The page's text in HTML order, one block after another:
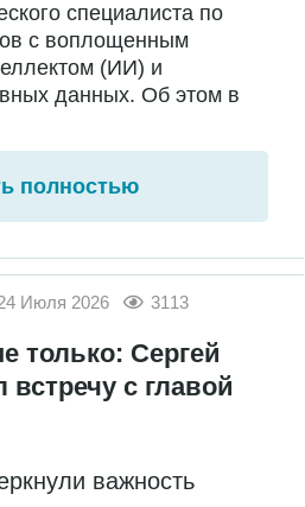
специалиста по
с воплощенным
(ИИ) и
данных. Об этом в
полностью
Июля 2026 3113
только: Сергей
с главой
важность